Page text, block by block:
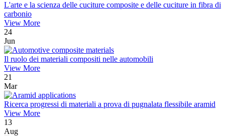
L'arte e la scienza delle cuciture composite e delle cuciture in fibra di
carbonio
View More
24
Jun
Il ruolo dei materiali compositi nelle automobili
View More
21
Mar
Ricerca progressi di materiali a prova di pugnalata flessibile aramid
View More
13
Aug